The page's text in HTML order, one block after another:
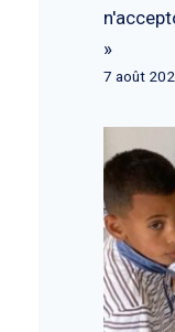
»
7 août